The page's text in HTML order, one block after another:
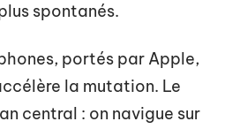
spontanés.
portés par Apple,
la mutation. Le
central : on navigue sur